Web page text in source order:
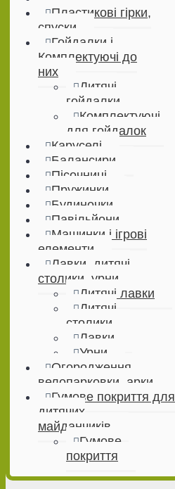
Пластикові гірки,
спуски
Гойдалки і
Комплектуючі до
них
Дитячі
гойдалки
Комплектуючі
для гойдалок
Каруселі
Балансири
Пісочниці
Пружинки
Будиночки
Павільйони
Машинки і ігрові
елементи
Лавки, дитячі
столики, урни
Дитячі лавки
Дитячі
столики
Лавки
Урни
Огородження,
велопарковки, арки
Гумове покриття для
дитячих
майданчиків
Гумове
покриття